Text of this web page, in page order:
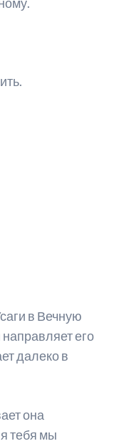
в Вечную
его
далеко в
она
тебя мы